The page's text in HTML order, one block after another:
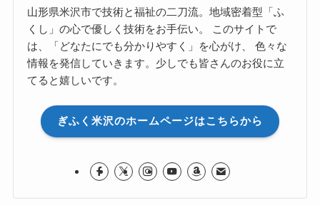
山形県米沢市で技術と福祉の二刀流。地域密着型「ふ
くし」の心で優しく技術をお手伝い。 このサイトで
は、「どなたにでも分かりやすく」を心がけ、 色々な
情報を発信していきます。少しでも皆さんのお役に立
てると嬉しいです。
ぎふく米沢のホームページはこちらから